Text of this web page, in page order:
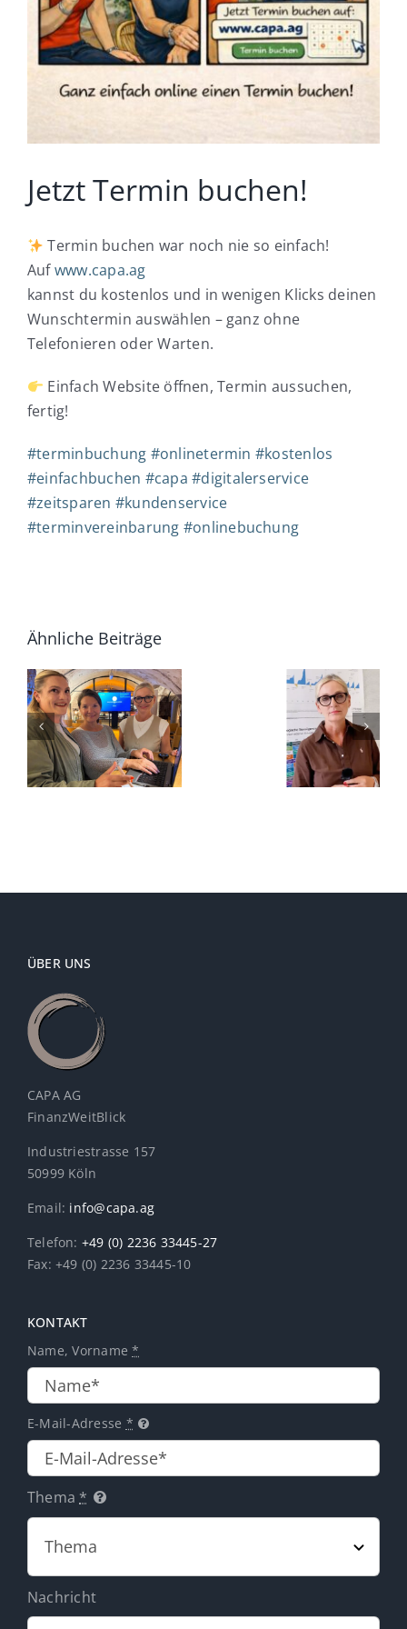
Was wir für Sie tun
Wie wir arbeiten
Was unsere Kunden sagen
Wo kann ich mich bewerben
Jetzt Termin buchen!
Termin buchen war noch nie so einfach!
Aufwww.capa.ag
kannst du kostenlos und in wenigen Klicks deinen
Wunschtermin auswählen – ganz ohne
Telefonieren oder Warten.
Einfach Website öffnen, Termin aussuchen,
fertig!
#terminbuchung #onlinetermin #kostenlos
#einfachbuchen #capa #digitalerservice
#zeitsparen #kundenservice
#terminvereinbarung #onlinebuchung
Ähnliche Beiträge
Jetzt
Beratungsgespräch
buchen!
CAPA
Lounge:
Das neue
ÜBER UNS
CAPA AG
FinanzWeitBlick
Industriestrasse 157
50999 Köln
Email: info@capa.ag
Telefon: +49 (0) 2236 33445-27
Fax: +49 (0) 2236 33445-10
KONTAKT
Name, Vorname*
E-Mail-Adresse *
Thema*
Nachricht